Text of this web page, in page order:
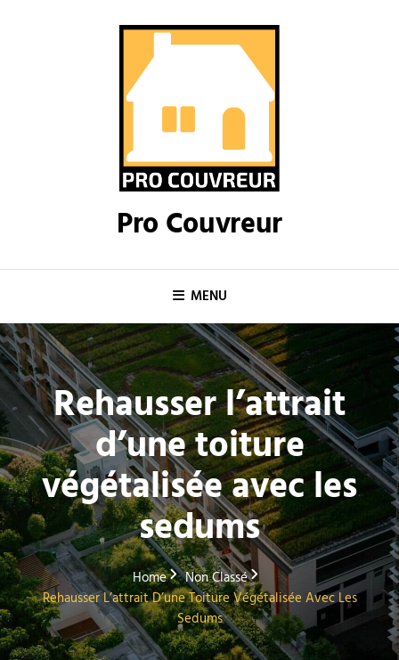
Pro Couvreur
MENU
Rehausser l’attrait
d’une toiture
végétalisée avec les
sedums
Home
Non Classé
Rehausser L’attrait D’une Toiture Végétalisée Avec Les
Sedums